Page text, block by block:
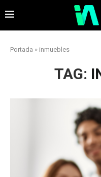
Portada » inmuebles
TAG: